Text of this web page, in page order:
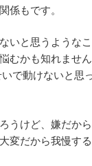
係もです。
いと思うような
むかも知れませ
で動けないと思
うけど、嫌だか
変だから我慢する